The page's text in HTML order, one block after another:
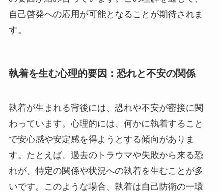
自己啓発への応用が可能となることが期待されま
す。
執着を生む心理的要因：恐れと不安の関係
執着が生まれる背後には、恐れや不安が密接に関
わっています。心理的には、何かに執着すること
で安心感や安定感を得ようとする傾向がありま
す。たとえば、過去のトラウマや失敗から来る恐
れが、特定の関係や状況への執着を生むことが多
いです。このような場合、執着は自己防衛の一環